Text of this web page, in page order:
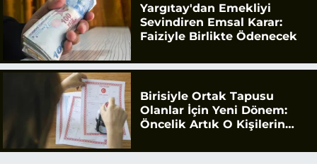
Yargıtay'dan Emekliyi
Sevindiren Emsal Karar:
Faiziyle Birlikte Ödenecek
Birisiyle Ortak Tapusu
Olanlar İçin Yeni Dönem:
Öncelik Artık O Kişilerin